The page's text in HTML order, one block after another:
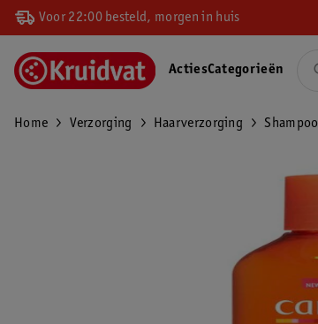
Voor 22:00 besteld, morgen in huis
ActiesCategorieën
Home Verzorging Haarverzorging Shampoo